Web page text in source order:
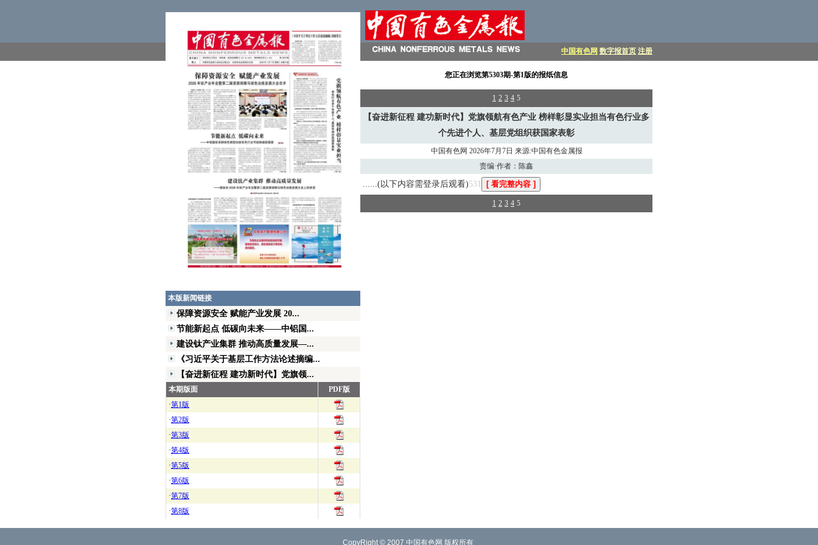
本版新闻链接
保障资源安全 赋能产业发展 20...
节能新起点 低碳向未来——中铝国...
建设钛产业集群 推动高质量发展—...
《习近平关于基层工作方法论述摘编...
【奋进新征程 建功新时代】党旗领...
本期版面
PDF版
·第1版
·第2版
·第3版
·第4版
·第5版
·第6版
·第7版
·第8版
中国有色网 数字报首页 注册
您正在浏览第5303期-第1版的报纸信息
1 2 3 4 5
【奋进新征程 建功新时代】党旗领航有色产业 榜样彰显实业担当有色行业多
个先进个人、基层党组织获国家表彰
中国有色网 2026年7月7日 来源:中国有色金属报
责编·作者：陈鑫
......(以下内容需登录后观看)531
1 2 3 4 5
CopyRight © 2007 中国有色网 版权所有